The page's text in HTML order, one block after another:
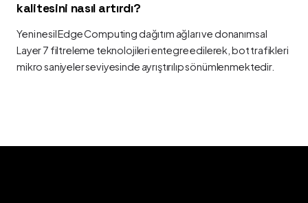
kalitesini nasıl artırdı?
Yeni nesil Edge Computing dağıtım ağları ve donanımsal
Layer 7 filtreleme teknolojileri entegre edilerek, bot trafikleri
mikro saniyeler seviyesinde ayrıştırılıp sönümlenmektedir.